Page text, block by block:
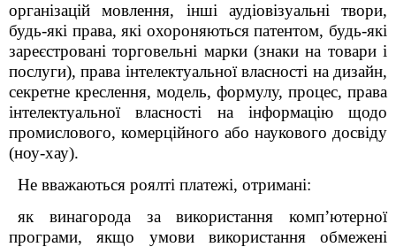
організацій мовлення, інші аудіовізуальні твори,
будь-які права, які охороняються патентом, будь-які
зареєстровані торговельні марки (знаки на товари і
послуги), права інтелектуальної власності на дизайн,
секретне креслення, модель, формулу, процес, права
інтелектуальної власності на інформацію щодо
промислового, комерційного або наукового досвіду
(ноу-хау).
Не вважаються роялті платежі, отримані:
як винагорода за використання комп’ютерної
програми, якщо умови використання обмежені